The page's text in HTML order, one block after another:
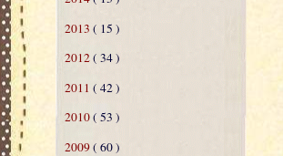
2013 ( 15 )
2012( 34 )
2011 ( 42 )
2010( 53 )
2009( 60 )